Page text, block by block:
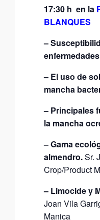
17:30 h en la
BLANQUES
–
– El uso de
mancha
– Principales
la mancha
– Gama
almendro.Sr.
Crop/Product
– Limocide y
Joan Vila
Manica